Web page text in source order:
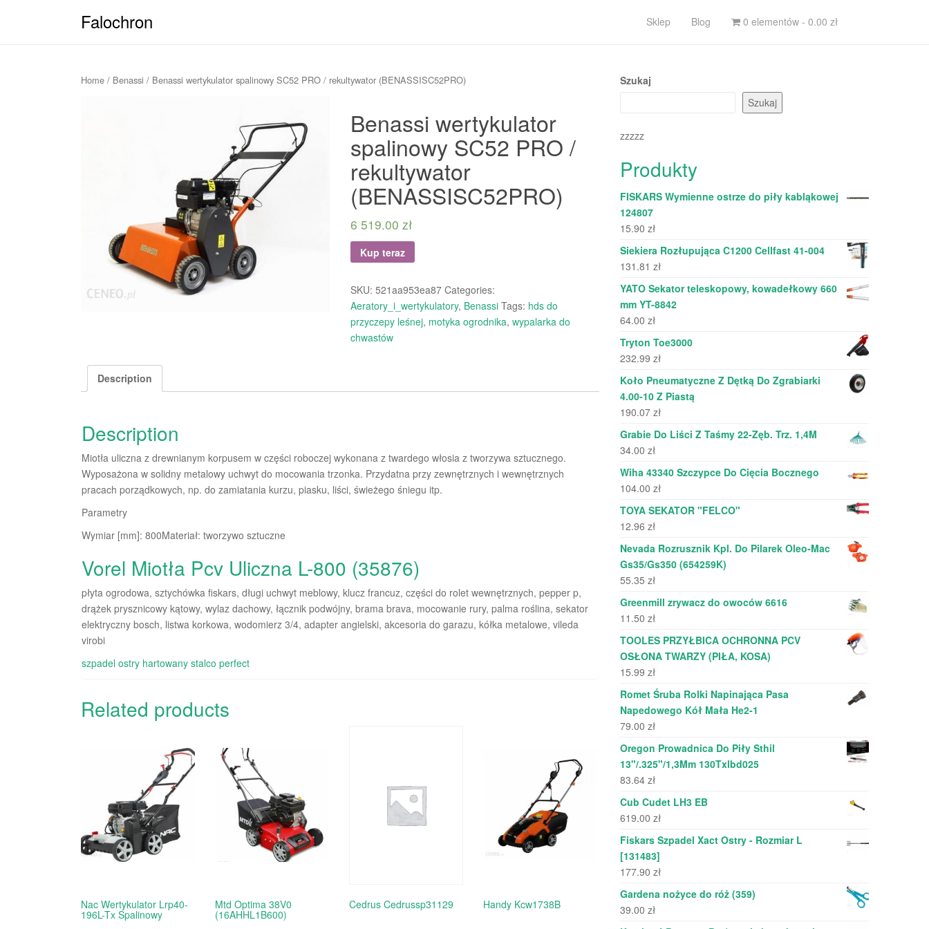
Falochron Sklep Blog 0 elementów - 0.00 zł
Home / Benassi / Benassi wertykulator spalinowy SC52 PRO / rekultywator (BENASSISC52PRO)
Benassi wertykulator
spalinowy SC52 PRO /
rekultywator
(BENASSISC52PRO)
6 519.00 zł
Kup teraz
SKU: 521aa953ea87 Categories:
Aeratory_i_wertykulatory, Benassi Tags: hds do
przyczepy leśnej, motyka ogrodnika, wypalarka do
chwastów
Description
Description
Miotła uliczna z drewnianym korpusem w części roboczej wykonana z twardego włosia z tworzywa sztucznego.
Wyposażona w solidny metalowy uchwyt do mocowania trzonka. Przydatna przy zewnętrznych i wewnętrznych
pracach porządkowych, np. do zamiatania kurzu, piasku, liści, świeżego śniegu itp.
Parametry
Wymiar [mm]: 800Materiał: tworzywo sztuczne
Vorel Miotła Pcv Uliczna L-800 (35876)
płyta ogrodowa, sztychówka fiskars, długi uchwyt meblowy, klucz francuz, części do rolet wewnętrznych, pepper p,
drążek prysznicowy kątowy, wylaz dachowy, łącznik podwójny, brama brava, mocowanie rury, palma roślina, sekator
elektryczny bosch, listwa korkowa, wodomierz 3/4, adapter angielski, akcesoria do garazu, kółka metalowe, vileda
virobi
szpadel ostry hartowany stalco perfect
Related products
Nac Wertykulator Lrp40-
196L-Tx Spalinowy
Mtd Optima 38V0
(16AHHL1B600)
Cedrus Cedrussp31129 Handy Kcw1738B
Szukaj
Szukaj
zzzzz
Produkty
FISKARS Wymienne ostrze do piły kabląkowej
124807
15.90 zł
Siekiera Rozłupująca C1200 Cellfast 41-004
131.81 zł
YATO Sekator teleskopowy, kowadełkowy 660
mm YT-8842
64.00 zł
Tryton Toe3000
232.99 zł
Koło Pneumatyczne Z Dętką Do Zgrabiarki
4.00-10 Z Piastą
190.07 zł
Grabie Do Liści Z Taśmy 22-Zęb. Trz. 1,4M
34.00 zł
Wiha 43340 Szczypce Do Cięcia Bocznego
104.00 zł
TOYA SEKATOR "FELCO"
12.96 zł
Nevada Rozrusznik Kpl. Do Pilarek Oleo-Mac
Gs35/Gs350 (654259K)
55.35 zł
Greenmill zrywacz do owoców 6616
11.50 zł
TOOLES PRZYŁBICA OCHRONNA PCV
OSŁONA TWARZY (PIŁA, KOSA)
15.99 zł
Romet Śruba Rolki Napinająca Pasa
Napedowego Kół Mała He2-1
79.00 zł
Oregon Prowadnica Do Piły Sthil
13"/.325"/1,3Mm 130Txlbd025
83.64 zł
Cub Cudet LH3 EB
619.00 zł
Fiskars Szpadel Xact Ostry - Rozmiar L
[131483]
177.90 zł
Gardena nożyce do róż (359)
39.00 zł